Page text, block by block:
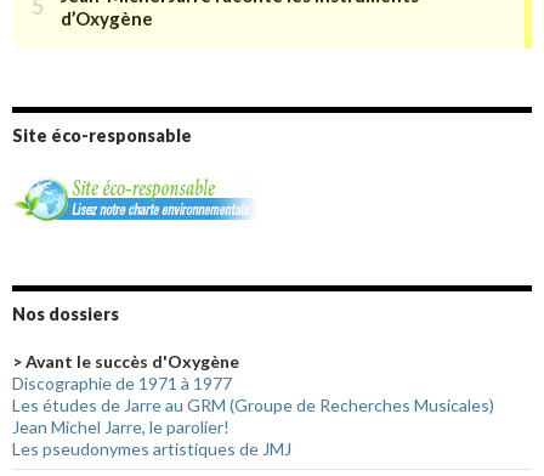
Site éco-responsable
Nos dossiers
> Avant le succès d'Oxygène
Discographie de 1971 à 1977
Les études de Jarre au GRM (Groupe de Recherches Musicales)
Jean Michel Jarre, le parolier!
Les pseudonymes artistiques de JMJ